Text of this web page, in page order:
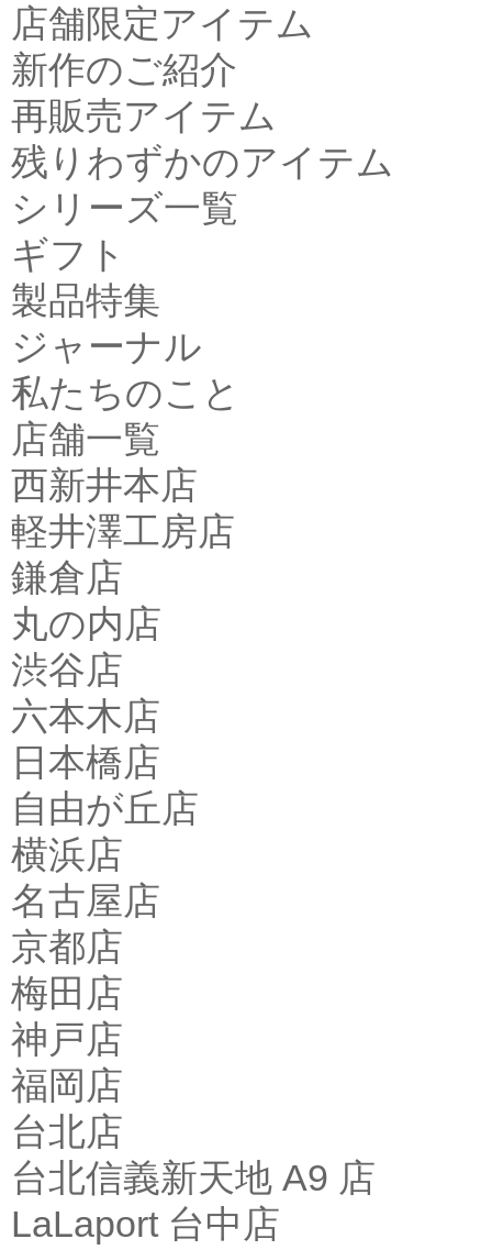
店舗限定アイテム
新作のご紹介
再販売アイテム
残りわずかのアイテム
シリーズ一覧
ギフト
製品特集
ジャーナル
私たちのこと
店舗一覧
西新井本店
軽井澤工房店
鎌倉店
丸の内店
渋谷店
六本木店
日本橋店
自由が丘店
横浜店
名古屋店
京都店
梅田店
神戸店
福岡店
台北店
台北信義新天地 A9 店
LaLaport 台中店